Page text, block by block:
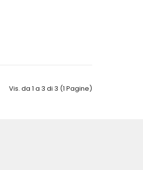
Vis. da 1 a 3 di 3 (1 Pagine)